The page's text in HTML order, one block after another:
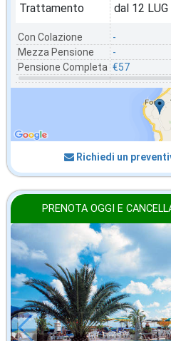
Trattamento
Con Colazione
Mezza Pensione
Pensione Completa
dal 12 LUG
-
-
€57
Richiedi un
PRENOTA OGGI E
agosto
in offerta da
€52,71
a notte